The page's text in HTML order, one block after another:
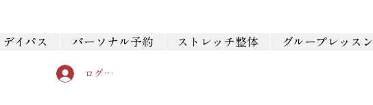
デイパス パーソナル予約 ストレッチ整体 グループレッスン
ログイン